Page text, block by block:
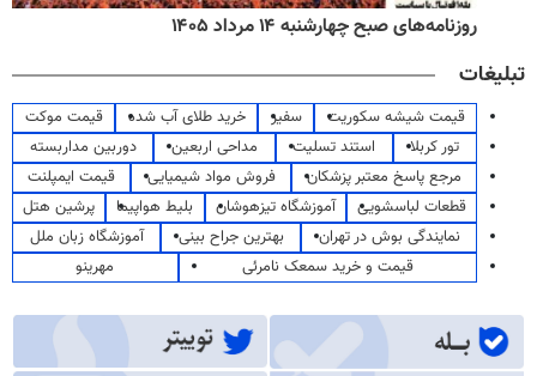
روزنامه‌های صبح چهارشنبه ۱۴ مرداد ۱۴۰۵
تبلیغات
قیمت شیشه سکوریت سفیر خرید طلای آب شده
قیمت موکت
تور کربلا
استند تسلیت مداحی اربعین
دوربین مداربسته
مرجع پاسخ معتبر پزشکان
فروش مواد شیمیایی
قیمت ایمپلنت
قطعات لباسشویی
آموزشگاه تیزهوشان بلیط هواپیما
پرشین هتل
نمایندگی بوش در تهران
بهترین جراح بینی
آموزشگاه زبان ملل
قیمت و خرید سمعک نامرئی
مهرینو